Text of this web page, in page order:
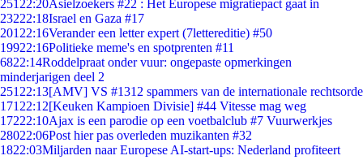
251 22:20Asielzoekers #22 : Het Europese migratiepact gaat in
23222:18Israel en Gaza #17
201 22:16Verander een letter expert (7lettereditie) #50
19922:16Politieke meme's en spotprenten #11
6822:14Roddelpraat onder vuur: ongepaste opmerkingen
minderjarigen deel 2
251 22:13[AMV] VS #1312 spammers van de internationale rechtsorde
171 22:12[Keuken Kampioen Divisie] #44 Vitesse mag weg
17222:10Ajax is een parodie op een voetbalclub #7 Vuurwerkjes
28022:06Post hier pas overleden muzikanten #32
1822:03Miljarden naar Europese AI-start-ups: Nederland profiteert